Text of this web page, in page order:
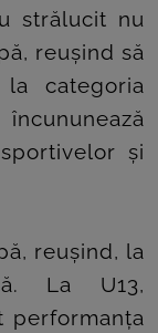
strălucit nu
reușind să
la categoria
și
reușind, la
La U13,
performanța